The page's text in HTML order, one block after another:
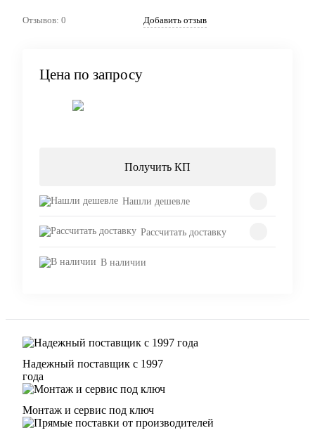
Отзывов: 0 Добавить отзыв
Цена по запросу
Получить КП
Нашли дешевле
Рассчитать доставку
В наличии
Надежный поставщик с 1997
года
Монтаж и сервис под ключ